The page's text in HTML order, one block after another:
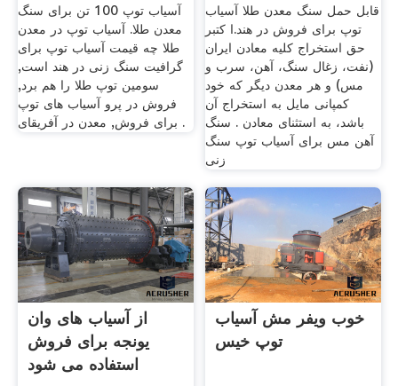
آسیاب توپ 100 تن برای سنگ
معدن طلا. آسیاب توپ در معدن
طلا چه قیمت آسیاب توپ برای
گرافیت سنگ زنی در هند است,
سومین توپ طلا را هم برد,
فروش در پرو آسیاب های توپ
برای فروش, معدن در آفریقای .
قابل حمل سنگ معدن طلا آسیاب
توپ برای فروش در هند.ا کتبر
حق استخراج کلیه معادن ایران
(نفت، زغال سنگ، آهن، سرب و
مس) و هر معدن دیگر که خود
کمپانی مایل به استخراج آن
باشد، به استثنای معادن . سنگ
آهن مس برای آسیاب توپ سنگ
زنی
از آسیاب های وان
یونجه برای فروش
استفاده می شود
خوب ویفر مش آسیاب
توپ خیس